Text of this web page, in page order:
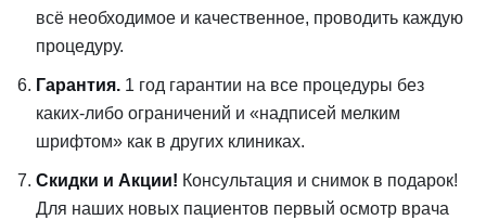
всё необходимое и качественное, проводить каждую
процедуру.
Гарантия. 1 год гарантии на все процедуры без
каких-либо ограничений и «надписей мелким
шрифтом» как в других клиниках.
Скидки и Акции! Консультация и снимок в подарок!
Для наших новых пациентов первый осмотр врача